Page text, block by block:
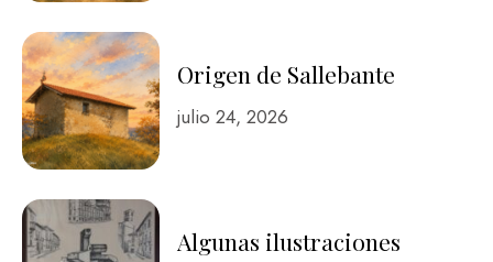
Origen de Sallebante
julio 24, 2026
Algunas ilustraciones